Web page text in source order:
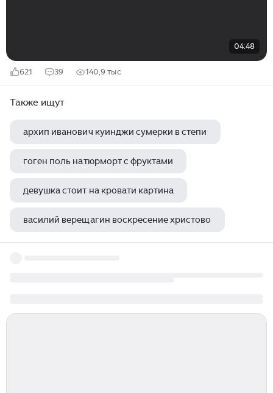
04:48
621 39 140,9 тыс
Также ищут
архип иванович куинджи сумерки в степи
гоген поль натюрморт с фруктами
девушка стоит на кровати картина
василий верещагин воскресение христово